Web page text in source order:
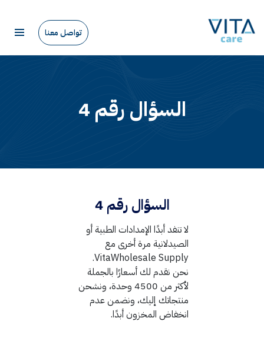
تواصل معنا
السؤال رقم 4
السؤال رقم 4
لا تنفد أبدًا الإمدادات الطبية أو
الصيدلانية مرة أخرى مع
VitaWholesale Supply.
نحن نقدم لك أسعارًا بالجملة
لأكثر من 4500 وحدة، ونشحن
منتجاتك إليك، ونضمن عدم
انخفاض المخزون أبدًا.